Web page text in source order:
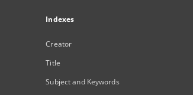
Indexes
Creator
Title
Subject and Keywords